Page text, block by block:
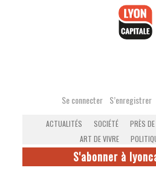
Se connecter S’enregistrer
ACTUALITÉS SOCIÉTÉ PRÈS
ART DE VIVRE
S'abonner à